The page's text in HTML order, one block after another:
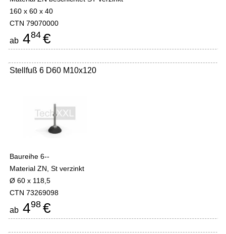
160 x 60 x 40
CTN 79070000
ab 484 €
Stellfuß 6 D60 M10x120
Baureihe 6--
Material ZN, St verzinkt
Ø 60 x 118,5
CTN 73269098
ab 498 €